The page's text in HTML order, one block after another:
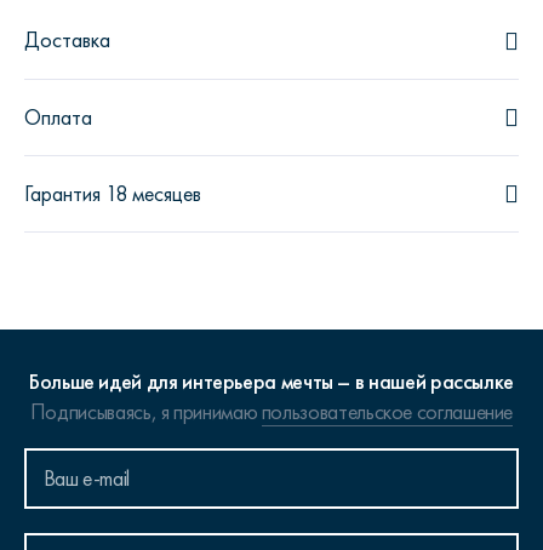
Доставка
Оплата
Гарантия 18 месяцев
Больше идей для интерьера мечты – в нашей рассылке
Подписываясь, я принимаюпользовательское соглашение